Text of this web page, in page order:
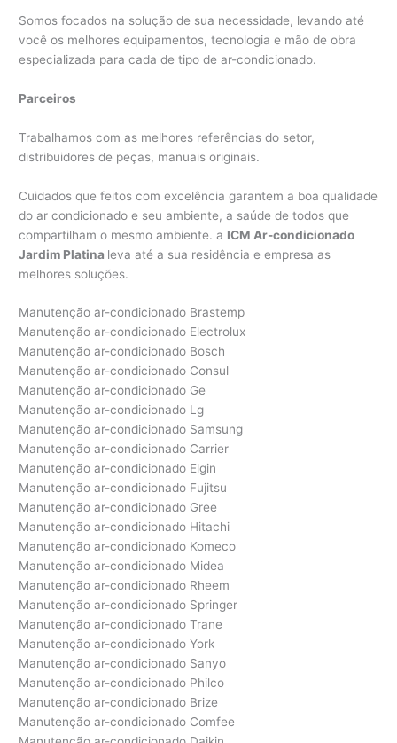
Somos focados na solução de sua necessidade, levando até
você os melhores equipamentos, tecnologia e mão de obra
especializada para cada de tipo de ar-condicionado.
Parceiros
Trabalhamos com as melhores referências do setor,
distribuidores de peças, manuais originais.
Cuidados que feitos com excelência garantem a boa qualidade
do ar condicionado e seu ambiente, a saúde de todos que
compartilham o mesmo ambiente. a ICM Ar-condicionado
Jardim Platina leva até a sua residência e empresa as
melhores soluções.
Manutenção ar-condicionado Brastemp
Manutenção ar-condicionado Electrolux
Manutenção ar-condicionado Bosch
Manutenção ar-condicionado Consul
Manutenção ar-condicionado Ge
Manutenção ar-condicionado Lg
Manutenção ar-condicionado Samsung
Manutenção ar-condicionado Carrier
Manutenção ar-condicionado Elgin
Manutenção ar-condicionado Fujitsu
Manutenção ar-condicionado Gree
Manutenção ar-condicionado Hitachi
Manutenção ar-condicionado Komeco
Manutenção ar-condicionado Midea
Manutenção ar-condicionado Rheem
Manutenção ar-condicionado Springer
Manutenção ar-condicionado Trane
Manutenção ar-condicionado York
Manutenção ar-condicionado Sanyo
Manutenção ar-condicionado Philco
Manutenção ar-condicionado Brize
Manutenção ar-condicionado Comfee